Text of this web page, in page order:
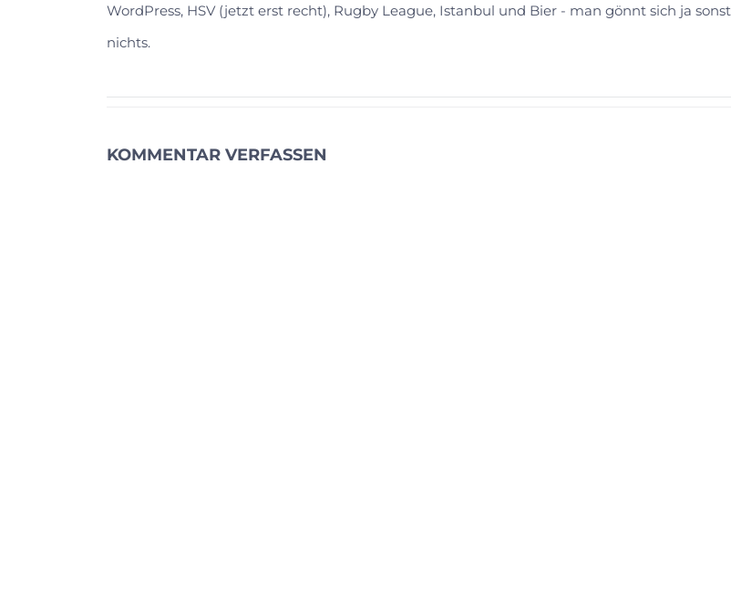
WordPress, HSV (jetzt erst recht), Rugby League, Istanbul und Bier - man gönnt sich ja sonst
nichts.
KOMMENTAR VERFASSEN